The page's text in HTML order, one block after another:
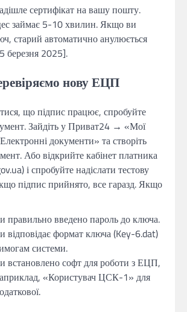
сертифікат на вашу пошту.
займає 5-10 хвилин. Якщо ви
старий автоматично анулюється
березня 2025].
нову ЕЦП
що підпис працює, спробуйте
Зайдіть у Приват24 → «Мої
документи» та створіть
Або відкрийте кабінет платника
і спробуйте надіслати тестову
підпис прийнято, все гаразд. Якщо
правильно введено пароль до ключа.
відповідає формат ключа (Key-6.dat)
системи.
встановлено софт для роботи з ЕЦП,
«Користувач ЦСК-1» для